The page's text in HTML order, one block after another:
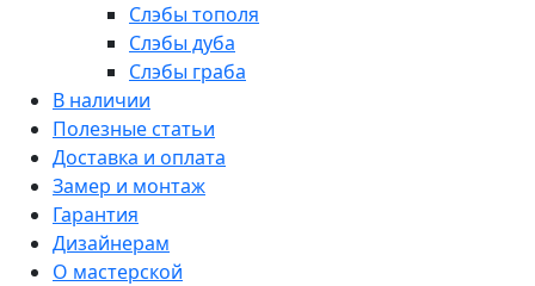
Слэбы тополя
Слэбы дуба
Слэбы граба
В наличии
Полезные статьи
Доставка и оплата
Замер и монтаж
Гарантия
Дизайнерам
О мастерской